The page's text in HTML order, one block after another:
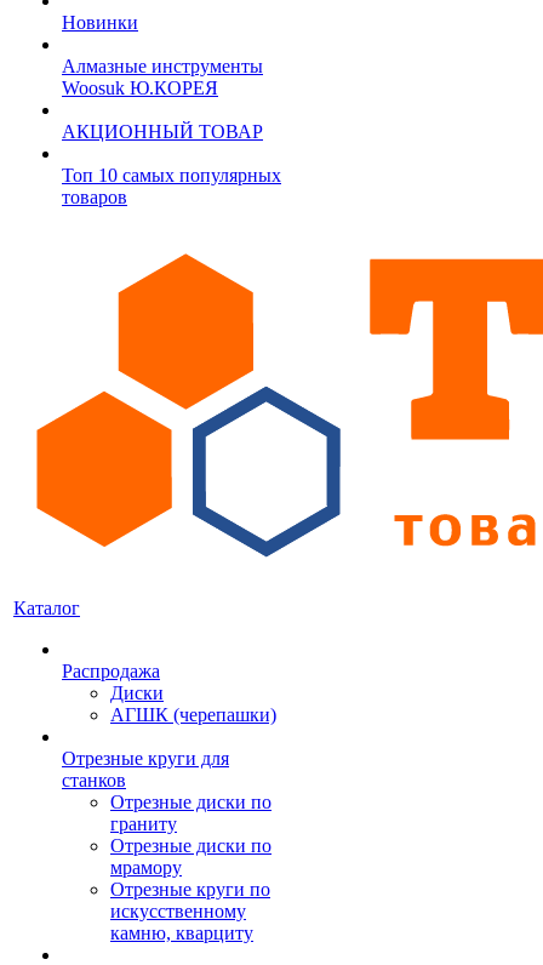
Новинки
Алмазные инструменты
Woosuk Ю.КОРЕЯ
АКЦИОННЫЙ ТОВАР
Топ 10 самых популярных
товаров
Каталог
Распродажа
Диски
АГШК (черепашки)
Отрезные круги для
станков
Отрезные диски по
граниту
Отрезные диски по
мрамору
Отрезные круги по
искусственному
камню, кварциту